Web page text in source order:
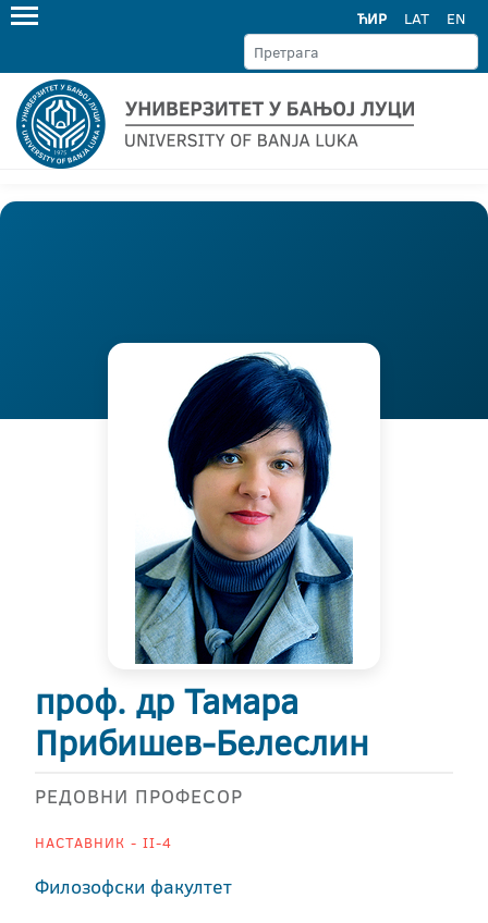
ЋИР LAT EN
проф. др Тамара
Прибишев-Белеслин
РЕДОВНИ ПРОФЕСОР
НАСТАВНИК - II-4
Филозофски факултет